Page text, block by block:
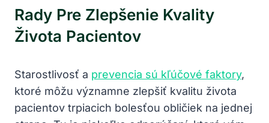
Rady Pre Zlepšenie Kvality
Života Pacientov
Starostlivosť a prevencia sú kľúčové faktory,
ktoré môžu významne zlepšiť kvalitu života
pacientov trpiacich bolesťou obličiek na jednej